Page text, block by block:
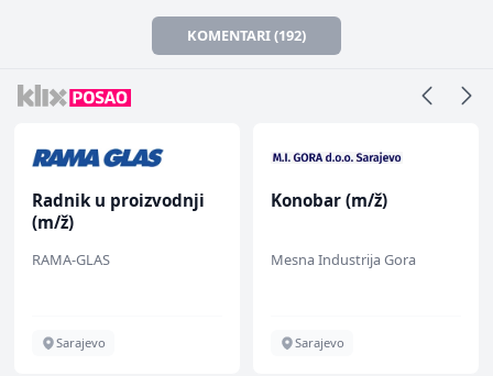
KOMENTARI (192)
Radnik u proizvodnji
(m/ž)
RAMA-GLAS
Sarajevo
Konobar (m/ž)
Mesna Industrija Gora
Sarajevo